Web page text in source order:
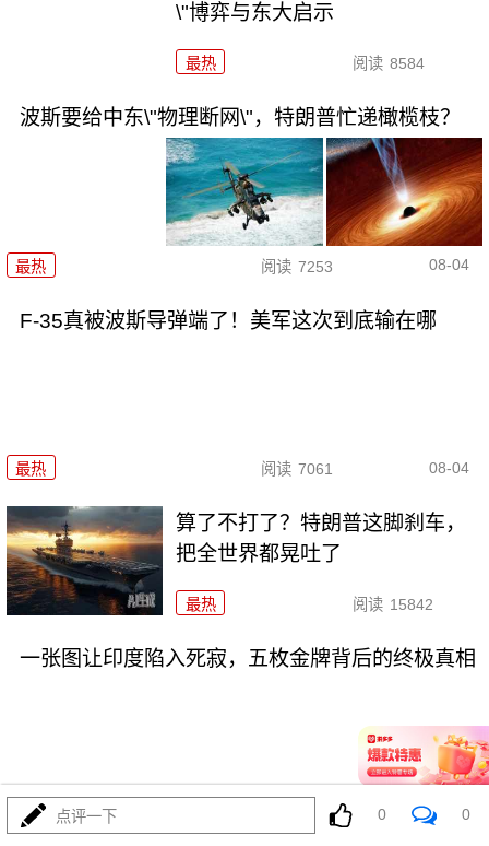
\"博弈与东大启示
最热 阅读 8584
波斯要给中东\"物理断网\"，特朗普忙递橄榄枝？
最热 阅读 7253 08-04
F-35真被波斯导弹端了！美军这次到底输在哪
最热 阅读 7061 08-04
算了不打了？特朗普这脚刹车，
把全世界都晃吐了
最热 阅读 15842
一张图让印度陷入死寂，五枚金牌背后的终极真相
最热 10998 08-03
点评一下 0 0